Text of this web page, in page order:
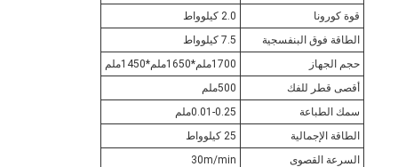
قوة كورونا
2.0 كيلوواط
الطاقة فوق البنفسجية
7.5 كيلوواط
حجم الجهاز
1700ملم*1650ملم*1450ملم
أقصى قطر للفك
500ملم
سمك الطباعة
0.01-0.25ملم
الطاقة الإجمالية
25 كيلوواط
السرعة القصوى
30m/min